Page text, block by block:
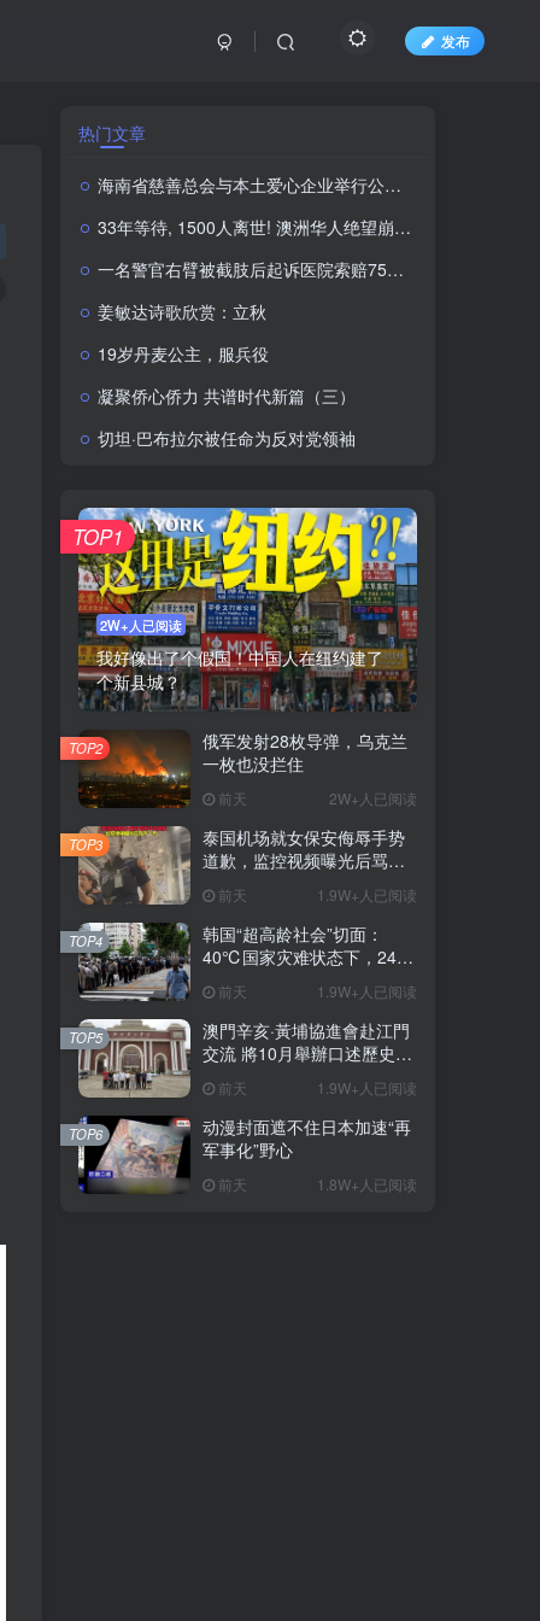
发布
热门文章
海南省慈善总会与本土爱心企业举行公益捐赠 启动仪式
33年等待, 1500人离世! 澳洲华人绝望崩溃! 工党内部矛盾, 新移民政策引发大问题
一名警官右臂被截肢后起诉医院索赔7500多万卢比
姜敏达诗歌欣赏：立秋
19岁丹麦公主，服兵役
凝聚侨心侨力 共谱时代新篇（三）
切坦·巴布拉尔被任命为反对党领袖
2W+人已阅读
我好像出了个假国！中国人在纽约建了
个新县城？
TOP1
俄军发射28枚导弹，乌克兰
一枚也没拦住
前天 2W+人已阅读
TOP2
泰国机场就女保安侮辱手势
道歉，监控视频曝光后骂声
前天 1.9W+人已阅读
TOP3
韩国“超高龄社会”切面：
40℃国家灾难状态下，2400
纸前天 1.9W+人已阅读
TOP4
澳門辛亥·黃埔協進會赴江門
交流 將10月舉辦口述歷史座
前天 1.9W+人已阅读
TOP5
动漫封面遮不住日本加速“再
军事化”野心
前天 1.8W+人已阅读
TOP6